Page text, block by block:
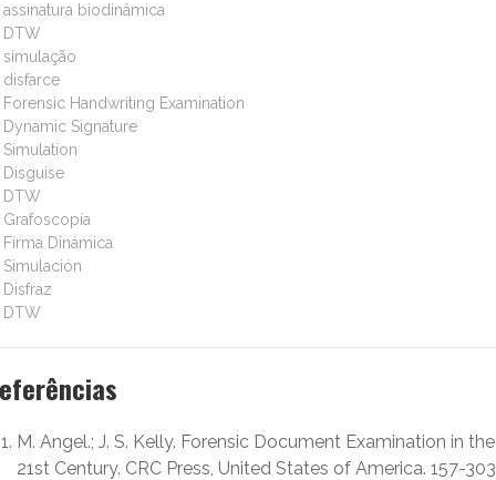
assinatura biodinâmica
DTW
simulação
disfarce
Forensic Handwriting Examination
Dynamic Signature
Simulation
Disguise
DTW
Grafoscopía
Firma Dinámica
Simulación
Disfraz
DTW
M. Angel.; J. S. Kelly. Forensic Document Examination in the
21st Century. CRC Press, United States of America. 157-303